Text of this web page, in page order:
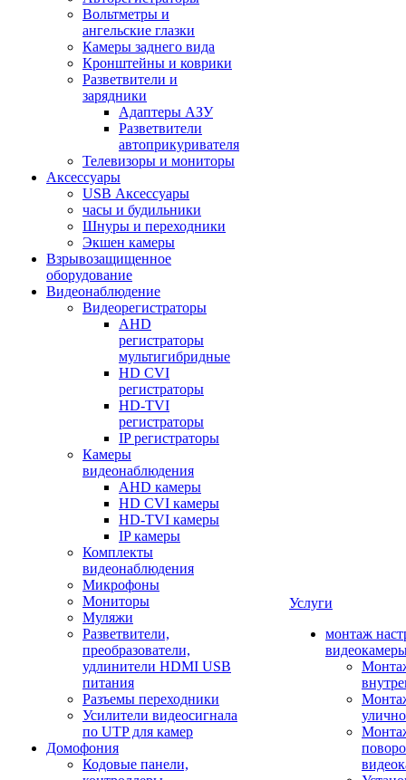
Вольтметры и
ангельские глазки
Камеры заднего вида
Кронштейны и коврики
Разветвители и
зарядники
Адаптеры АЗУ
Разветвители
автоприкуривателя
Телевизоры и мониторы
Аксессуары
USB Аксессуары
часы и будильники
Шнуры и переходники
Экшен камеры
Взрывозащищенное
оборудование
Видеонаблюдение
Видеорегистраторы
AHD
регистраторы
мультигибридные
HD CVI
регистраторы
HD-TVI
регистраторы
IP регистраторы
Камеры
видеонаблюдения
AHD камеры
HD CVI камеры
HD-TVI камеры
IP камеры
Комплекты
видеонаблюдения
Микрофоны
Мониторы
Муляжи
Разветвители,
преобразователи,
удлинители HDMI USB
питания
Разъемы переходники
Усилители видеосигнала
по UTP для камер
Домофония
Кодовые панели,
Услуги
монтаж